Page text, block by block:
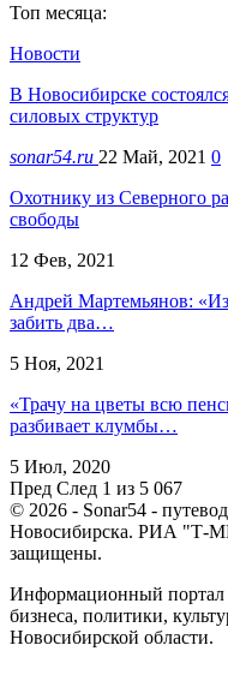
Топ месяца:
Новости
В Новосибирске
силовых структур
sonar54.ru 22 Май, 2021 0
Охотнику из Северного
свободы
12 Фев, 2021
Андрей Мартемьянов:
забить два…
5 Ноя, 2021
«Трачу на цветы всю
разбивает клумбы…
5 Июл, 2020
Пред След 1 из 5 067
© 2026 - Sonar54 -
Новосибирска. РИА
защищены.
Информационный портал
бизнеса, политики,
Новосибирской области.